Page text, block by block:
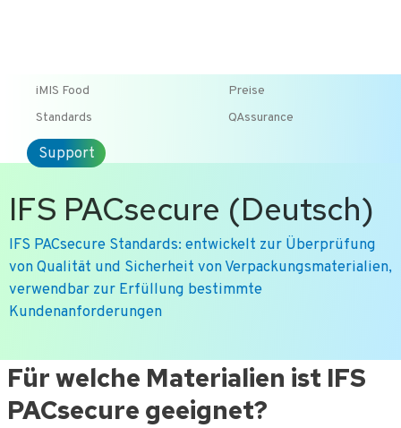
iMIS Food
Preise
Standards
QAssurance
Support
IFS PACsecure (Deutsch)
IFS PACsecure Standards: entwickelt zur Überprüfung
von Qualität und Sicherheit von Verpackungsmaterialien,
verwendbar zur Erfüllung bestimmte
Kundenanforderungen
Ga
naar
de
Für welche Materialien ist IFS
PACsecure geeignet?